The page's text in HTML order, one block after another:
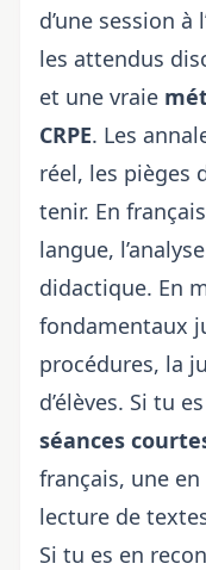
d’une session à
les attendus
et une vraie
CRPE. Les
réel, les pièges
tenir. En
langue,
didactique. En
fondamentaux
procédures, la
d’élèves. Si tu
séances
français, une
lecture de
Si tu es en